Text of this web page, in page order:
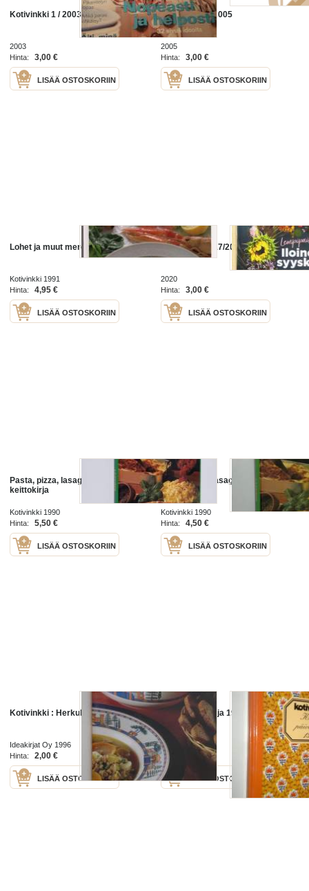
Kotivinkki 1 / 2003
2003
Hinta:
3,00 €
LISÄÄ OSTOSKORIIN
Kotivinkki 9 / 2005
2005
Hinta:
3,00 €
LISÄÄ OSTOSKORIIN
Lohet ja muut meren antimet, 1991.
Kotivinkki 1991
Hinta:
4,95 €
LISÄÄ OSTOSKORIIN
Kotivinkki № 17/2020 (2.9.2020)
2020
Hinta:
3,00 €
LISÄÄ OSTOSKORIIN
Pasta, pizza, lasagne : italialainen
keittokirja
Kotivinkki 1990
Hinta:
5,50 €
LISÄÄ OSTOSKORIIN
Pasta, pizza, lasagne : italialainen
keittokirja
Kotivinkki 1990
Hinta:
4,50 €
LISÄÄ OSTOSKORIIN
Kotivinkki : Herkullista arkiruokaa
Ideakirjat Oy 1996
Hinta:
2,00 €
LISÄÄ OSTOSKORIIN
Kodin päiväkirja 1994
Kotivinkki 1994
Hinta:
1,00 €
LISÄÄ OSTOSKORIIN